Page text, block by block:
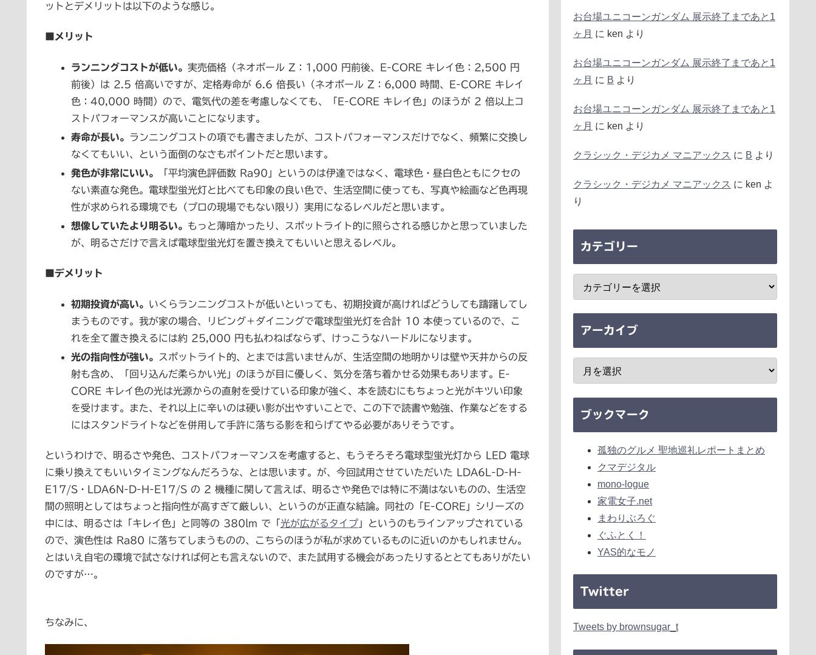
ットとデメリットは以下のような感じ。
■メリット
ランニングコストが低い。実売価格（ネオボール Z：1,000 円前後、E-CORE キレイ色：2,500 円
前後）は 2.5 倍高いですが、定格寿命が 6.6 倍長い（ネオボール Z：6,000 時間、E-CORE キレイ
色：40,000 時間）ので、電気代の差を考慮しなくても、「E-CORE キレイ色」のほうが 2 倍以上コ
ストパフォーマンスが高いことになります。
寿命が長い。 ランニングコストの項でも書きましたが、コストパフォーマンスだけでなく、頻繁に交換し
なくてもいい、という面倒のなさもポイントだと思います。
発色が非常にいい。
「平均演色評価数 Ra90」というのは伊達ではなく、電球色・昼白色ともにクセの
ない素直な発色。電球型蛍光灯と比べても印象の良い色で、生活空間に使っても、写真や絵画など色再現
性が求められる環境でも（プロの現場でもない限り）実用になるレベルだと思います。
想像していたより明るい。 もっと薄暗かったり、スポットライト的に照らされる感じかと思っていました
が、明るさだけで言えば電球型蛍光灯を置き換えてもいいと思えるレベル。
■デメリット
初期投資が高い。 いくらランニングコストが低いといっても、初期投資が高ければどうしても躊躇してし
まうものです。我が家の場合、リビング＋ダイニングで電球型蛍光灯を合計 10 本使っているので、こ
れを全て置き換えるには約 25,000 円も払わねばならず、けっこうなハードルになります。
光の指向性が強い。
スポットライト的、とまでは言いませんが、生活空間の地明かりは壁や天井からの反
射も含め、「回り込んだ柔らかい光」のほうが目に優しく、気分を落ち着かせる効果もあります。E-
CORE キレイ色の光は光源からの直射を受けている印象が強く、本を読むにもちょっと光がキツい印象
を受けます。また、それ以上に辛いのは硬い影が出やすいことで、この下で読書や勉強、作業などをする
にはスタンドライトなどを併用して手許に落ちる影を和らげてやる必要がありそうです。
というわけで、明るさや発色、コストパフォーマンスを考慮すると、もうそろそろ電球型蛍光灯から LED 電球
に乗り換えてもいいタイミングなんだろうな、とは思います。が、今回試用させていただいた LDA6L-D-H-
E17/S・LDA6N-D-H-E17/S の 2 機種に関して言えば、明るさや発色では特に不満はないものの、生活空
間の照明としてはちょっと指向性が高すぎて厳しい、というのが正直な結論。同社の「E-CORE」シリーズの
中には、明るさは「キレイ色」と同等の 380lm で「 光が広がるタイプ 」というのもラインアップされている
ので、演色性は Ra80 に落ちてしまうものの、こちらのほうが私が求めているものに近いのかもしれません。
とはいえ自宅の環境で試さなければ何とも言えないので、また試用する機会があったりするととてもありがたい
のですが…。
ちなみに、
お台場ユニコーンガンダム 展示終了まであと1
ヶ月 に ken より
お台場ユニコーンガンダム 展示終了まであと1
ヶ月 に B より
お台場ユニコーンガンダム 展示終了まであと1
ヶ月 に ken より
クラシック・デジカメ マニアックス に B より
クラシック・デジカメ マニアックス に ken よ
り
カテゴリー
アーカイブ
ブックマーク
孤独のグルメ 聖地巡礼レポートまとめ
クマデジタル
mono-logue
家電女子.net
まわりぶろぐ
ぐふとく！
YAS的なモノ
Twitter
Tweets by brownsugar_t